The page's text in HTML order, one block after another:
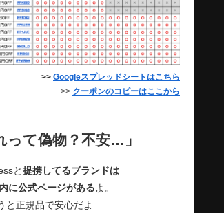
>> Googleスプレッドシートはこちら
>> クーポンのコピーはここから
って偽物？不安…」
と提携してるブランドは
に公式ページがあるよ。
と正規品で安心だよ